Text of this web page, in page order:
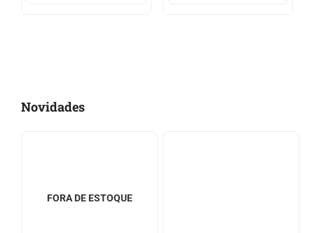
Novidades
FORA DE ESTOQUE